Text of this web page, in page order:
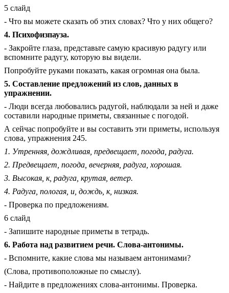
5 слайд
- Что вы можете сказать об этих словах? Что у них общего?
4. Психофизпауза.
- Закройте глаза, представьте самую красивую радугу или
вспомните радугу, которую вы видели.
Попробуйте руками показать, какая огромная она была.
5. Составление предложений из слов, данных в
упражнении.
- Люди всегда любовались радугой, наблюдали за ней и даже
составили народные приметы, связанные с погодой.
А сейчас попробуйте и вы составить эти приметы, используя
слова, упражнения 245.
1. Утренняя, дождливая, предвещает, погода, радуга.
2. Предвещает, погода, вечерняя, радуга, хорошая.
3. Высокая, к, радуга, крутая, ветер.
4. Радуга, пологая, и, дождь, к, низкая.
- Проверка по предложениям.
6 слайд
- Запишите народные приметы в тетрадь.
6. Работа над развитием речи. Слова-антонимы.
- Вспомните, какие слова мы называем антонимами?
(Слова, противоположные по смыслу).
- Найдите в предложениях слова-антонимы. Проверка.